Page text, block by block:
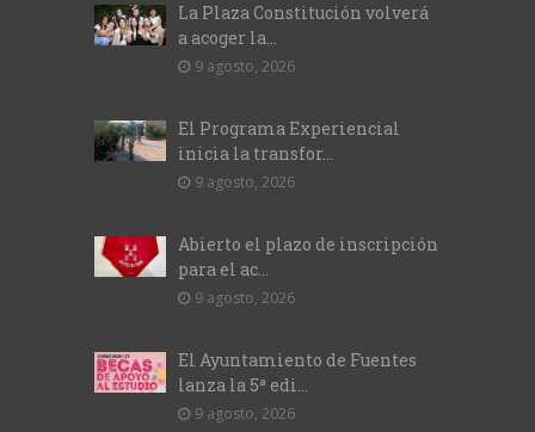
La Plaza Constitución volverá
a acoger la...
9 agosto, 2026
El Programa Experiencial
inicia la transfor...
9 agosto, 2026
Abierto el plazo de inscripción
para el ac...
9 agosto, 2026
El Ayuntamiento de Fuentes
lanza la 5ª edi...
9 agosto, 2026